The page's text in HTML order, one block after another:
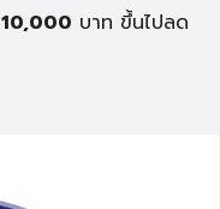
10,000 บาท ขึ้นไปลด